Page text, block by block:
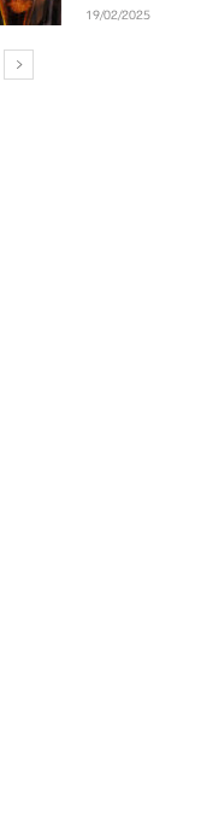
19/02/2025